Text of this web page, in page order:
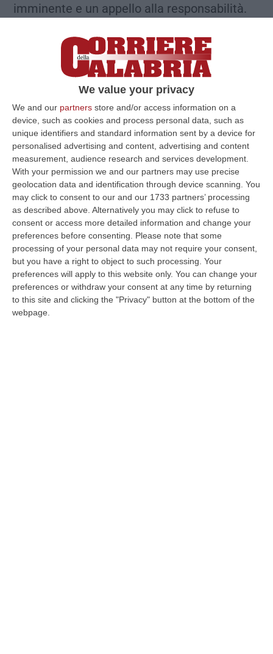
We value your privacy
We and our partners store and/or access information on a
device, such as cookies and process personal data, such as
unique identifiers and standard information sent by a device for
personalised advertising and content, advertising and content
measurement, audience research and services development.
With your permission we and our partners may use precise
geolocation data and identification through device scanning. You
may click to consent to our and our 1733 partners’ processing
as described above. Alternatively you may click to refuse to
consent or access more detailed information and change your
preferences before consenting.
Please note that some
processing of your personal data may not require your consent,
but you have a right to object to such processing. Your
preferences will apply to this website only. You can change your
preferences or withdraw your consent at any time by returning
to this site and clicking the "Privacy" button at the bottom of the
webpage.
imminente e un appello alla responsabilità.
militanti che hanno senso di responsabilità a
fronte di una gestione regionale fallimentare
ed irresponsabile che non ha fatto alcunché
per costruire il Pd, aiutare le amministrazioni
pubbliche e la rappresentanza parlamentare,
supportare in alcun modo il segretario
nazionale.
Tutto ciò ha proprio una sua logica
incontestabile ed è giusto prendersela con i
sabotatori interni svelando finalmente quella
che ai più era sembrata solo incapacità o
mero egoismo. È arrivato il momento di dire
che c’è chi ha lavorato per indebolire il Pd ed
emerge la necessità di chiamare tutti a
raccolta, nell’impossibilità di aspettarsi
alcunché da chi era deputato a preparare le